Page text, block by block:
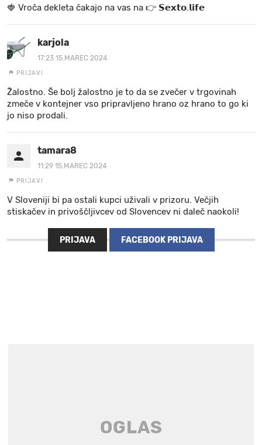
🍓 V r o č a d e k l e t a ča k a jo na va s n a 👉 𝗦𝗲𝘅𝘁𝗼.𝗹𝗶𝗳𝗲
karjola
17:23 15.MAREC 2024.
PRIJAVI
Žalostno. Še bolj žalostno je to da se zvečer v trgovinah
zmeče v kontejner vso pripravljeno hrano oz hrano to go ki
jo niso prodali.
tamara8
11:29 15.MAREC 2024.
PRIJAVI
V Sloveniji bi pa ostali kupci uživali v prizoru. Večjih
stiskačev in privoščljivcev od Slovencev ni daleč naokoli!
PRIJAVA FACEBOOK PRIJAVA